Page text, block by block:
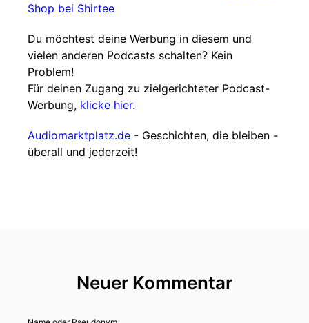
Shop bei Shirtee
Du möchtest deine Werbung in diesem und
vielen anderen Podcasts schalten? Kein
Problem!
Für deinen Zugang zu zielgerichteter Podcast-
Werbung, klicke hier.
Audiomarktplatz.de - Geschichten, die bleiben -
überall und jederzeit!
Neuer Kommentar